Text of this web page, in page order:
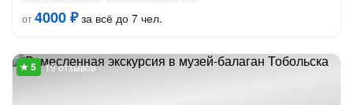
от4000 ₽за всё до 7 чел.
19 отзывов